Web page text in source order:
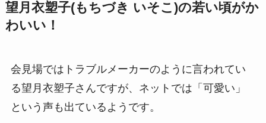
望月衣塑子(もちづき いそこ)の若い頃がか
わいい！
会見場ではトラブルメーカーのように言われてい
る望月衣塑子さんですが、ネットでは「可愛い」
という声も出ているようです。